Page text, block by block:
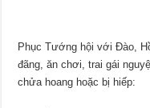
Phục Tướng hội với Đào,
đãng, ăn chơi, trai gái
chửa hoang hoặc bị hiếp: